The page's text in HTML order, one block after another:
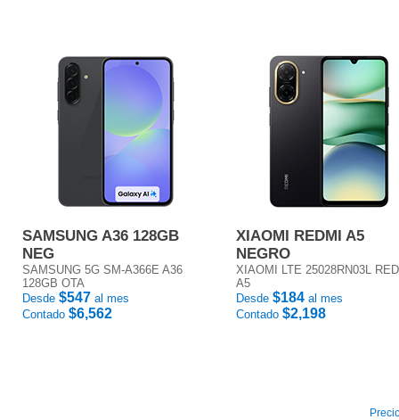
SAMSUNG A36 128GB
NEG
SAMSUNG 5G SM-A366E A36
128GB OTA
Desde $547 al mes
Contado $6,562
XIAOMI REDMI A5
NEGRO
XIAOMI LTE 25028RN03L
A5
Desde $184 al mes
Contado $2,198